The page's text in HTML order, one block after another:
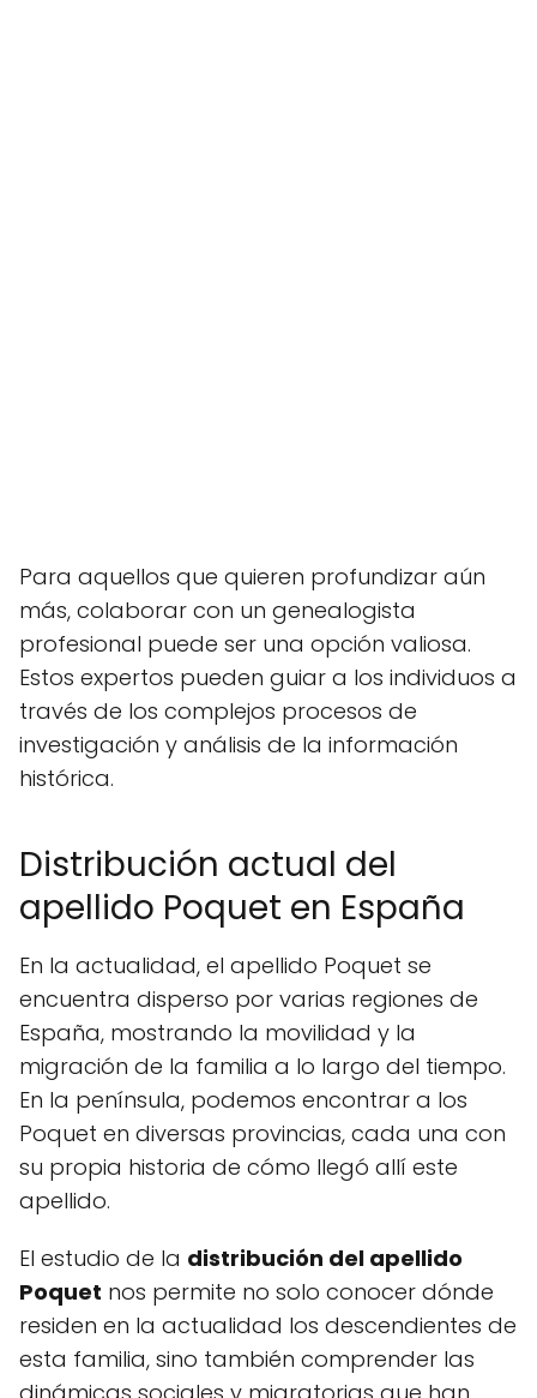
Para aquellos que quieren profundizar aún
más, colaborar con un genealogista
profesional puede ser una opción valiosa.
Estos expertos pueden guiar a los individuos a
través de los complejos procesos de
investigación y análisis de la información
histórica.
Distribución actual del
apellido Poquet en España
En la actualidad, el apellido Poquet se
encuentra disperso por varias regiones de
España, mostrando la movilidad y la
migración de la familia a lo largo del tiempo.
En la península, podemos encontrar a los
Poquet en diversas provincias, cada una con
su propia historia de cómo llegó allí este
apellido.
El estudio de la distribución del apellido
Poquet nos permite no solo conocer dónde
residen en la actualidad los descendientes de
esta familia, sino también comprender las